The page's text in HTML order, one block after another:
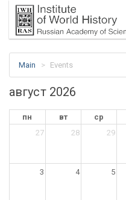
Main Events
август 2026
пн вт ср
27
28 29
3 4 5